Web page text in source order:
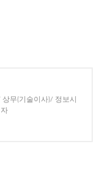
무(기술이사)/ 정보시